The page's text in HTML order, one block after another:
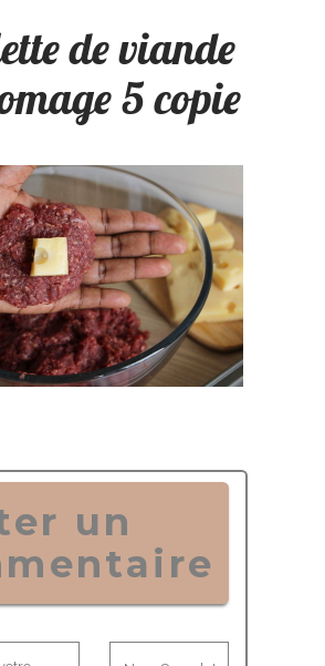
de viande
5 copie
un